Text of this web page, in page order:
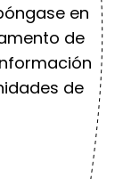
en
de
de